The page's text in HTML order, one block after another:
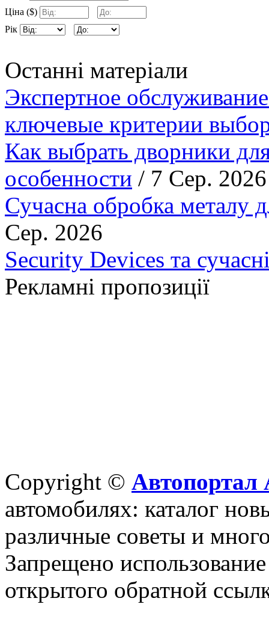
Ціна ($)
Рік
Останні матеріали
Экспертное
ключевые критерии
Как выбрать дворники
особенности / 7 Сер. 2026
Сучасна обробка металу
Сер. 2026
Security Devices та
Рекламні пропозиції
Copyright © Автопортал
автомобилях: каталог
различные советы и
Запрещено
открытого обратной